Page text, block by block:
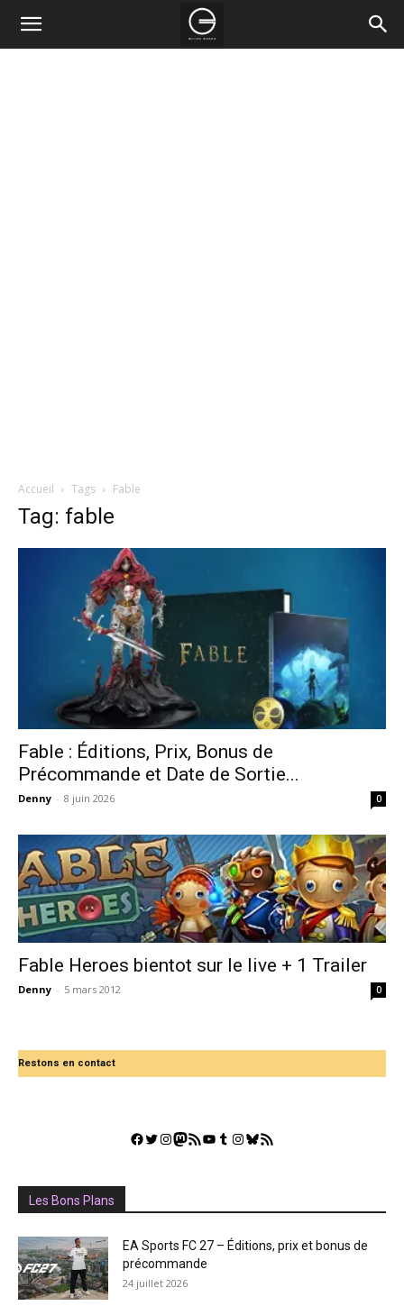
Accueil Tags Fable
Tag: fable
Fable : Éditions, Prix, Bonus de
Précommande et Date de Sortie...
Denny - 8 juin 2026 0
Fable Heroes bientot sur le live + 1 Trailer
Denny - 5 mars 2012 0
Restons en contact
Facebook
Twitter
Instagram
Mastodon
Flux RSSYouTube
Tumblr
Instagram
Bluesky
GestGame
Les Bons Plans
EA Sports FC 27 – Éditions, prix et bonus de
précommande
24 juillet 2026